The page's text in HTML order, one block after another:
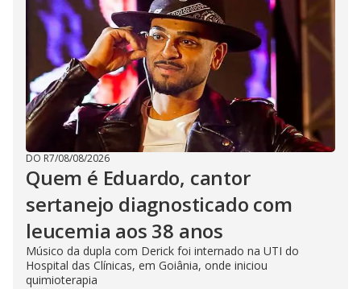
DO R7/08/08/2026
Quem é Eduardo, cantor
sertanejo diagnosticado com
leucemia aos 38 anos
Músico da dupla com Derick foi internado na UTI do
Hospital das Clínicas, em Goiânia, onde iniciou
quimioterapia